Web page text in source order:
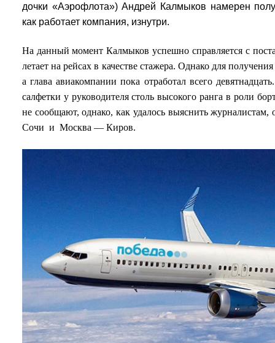
дочки «Аэрофлота») Андрей Калмыков намерен
как работает компания, изнутри.
На данный момент Калмыков успешно справляется с
летает на рейсах в качестве стажера. Однако для
а глава авиакомпании пока отработал всего
салфетки у руководителя столь высокого ранга в роли
не сообщают, однако, как удалось выяснить
Сочи и Москва — Киров.